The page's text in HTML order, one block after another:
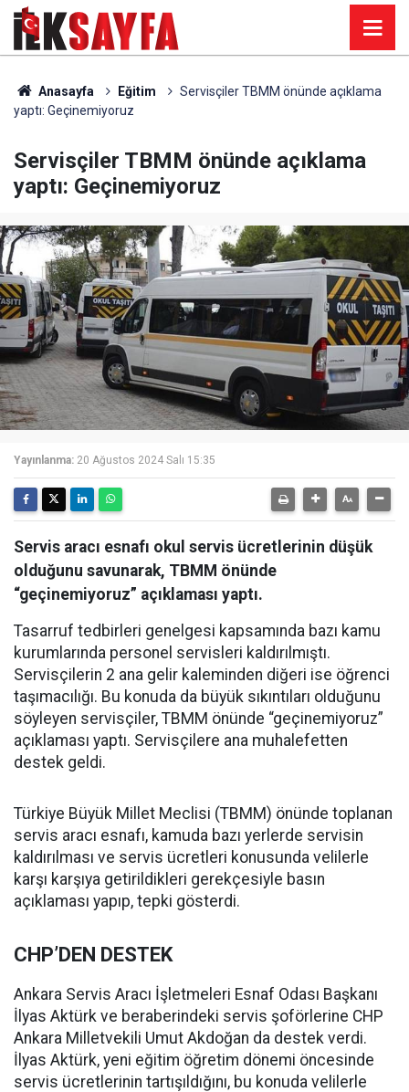
Anasayfa Eğitim
Servisçiler TBMM önünde açıklama
yaptı: Geçinemiyoruz
Servisçiler TBMM önünde açıklama
yaptı: Geçinemiyoruz
Yayınlanma: 20 Ağustos 2024 Salı 15:35
Servis aracı esnafı okul servis ücretlerinin düşük
olduğunu savunarak, TBMM önünde
“geçinemiyoruz” açıklaması yaptı.
Tasarruf tedbirleri genelgesi kapsamında bazı kamu
kurumlarında personel servisleri kaldırılmıştı.
Servisçilerin 2 ana gelir kaleminden diğeri ise öğrenci
taşımacılığı. Bu konuda da büyük sıkıntıları olduğunu
söyleyen servisçiler, TBMM önünde “geçinemiyoruz”
açıklaması yaptı. Servisçilere ana muhalefetten
destek geldi.
Türkiye Büyük Millet Meclisi (TBMM) önünde toplanan
servis aracı esnafı, kamuda bazı yerlerde servisin
kaldırılması ve servis ücretleri konusunda velilerle
karşı karşıya getirildikleri gerekçesiyle basın
açıklaması yapıp, tepki gösterdi.
CHP’DEN DESTEK
Ankara Servis Aracı İşletmeleri Esnaf Odası Başkanı
İlyas Aktürk ve beraberindeki servis şoförlerine CHP
Ankara Milletvekili Umut Akdoğan da destek verdi.
İlyas Aktürk, yeni eğitim öğretim dönemi öncesinde
servis ücretlerinin tartışıldığını, bu konuda velilerle